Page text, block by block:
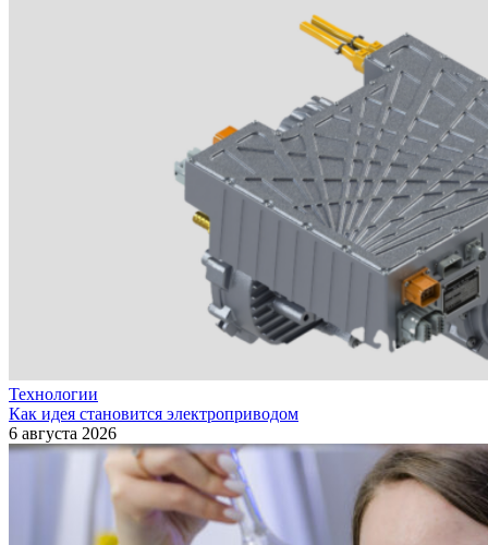
Технологии
Как идея становится электроприводом
6 августа 2026